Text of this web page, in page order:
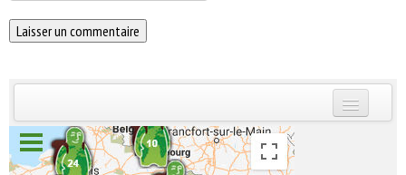
INSCRIVEZ-VOUS | ABONNEZ-VOUS